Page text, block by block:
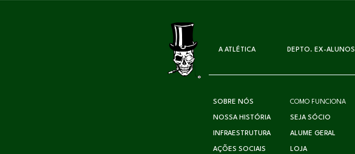
A ATLÉTICA DEPTO. EX-ALUNOS
SOBRE NÓS
NOSSA HISTÓRIA
INFRAESTRUTURA
AÇÕES SOCIAIS
COMO FUNCIONA
SEJA SÓCIO
ALUME GERAL
LOJA